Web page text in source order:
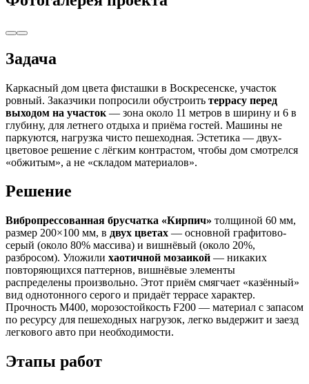
Задача
Каркасный дом цвета фисташки в Воскресенске, участок
ровный. Заказчики попросили обустроить террасу перед
выходом на участок — зона около 11 метров в ширину и 6 в
глубину, для летнего отдыха и приёма гостей. Машины не
паркуются, нагрузка чисто пешеходная. Эстетика — двух-
цветовое решение с лёгким контрастом, чтобы дом смотрелся
«обжитым», а не «складом материалов».
Решение
Вибропрессованная брусчатка «Кирпич» толщиной 60 мм,
размер 200×100 мм, в двух цветах — основной графитово-
серый (около 80% массива) и вишнёвый (около 20%,
разбросом). Уложили хаотичной мозаикой — никаких
повторяющихся паттернов, вишнёвые элементы
распределены произвольно. Этот приём смягчает «казённый»
вид однотонного серого и придаёт террасе характер.
Прочность М400, морозостойкость F200 — материал с запасом
по ресурсу для пешеходных нагрузок, легко выдержит и заезд
легкового авто при необходимости.
Этапы работ